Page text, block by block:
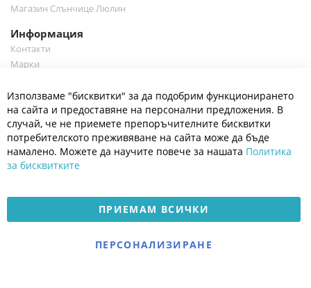
Магазин Слънчице Люлин
Информация
Контакти
Марки
Полезно
Общи условия
Политика за поверителност
Платформа за OPC
Доставка и плащане
Електронен магазин
разработен и поддържан
Използваме "бисквитки" за да подобрим функционирането
на сайта и предоставяне на персонални предложения. В
случай, че не приемете препоръчителните бисквитки
потребителското преживяване на сайта може да бъде
намалено. Можете да научите повече за нашата Политика
за бисквитките
ПРИЕМАМ ВСИЧКИ
ПЕРСОНАЛИЗИРАНЕ